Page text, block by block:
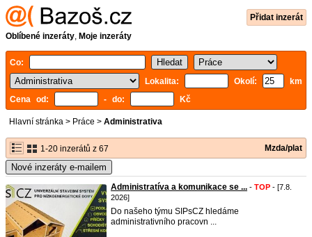
Přidat inzerát
Oblíbené inzeráty, Moje inzeráty
Co:
Lokalita:
Okolí:
km
Cena od:
- do: Kč
Hlavní stránka > Práce > Administrativa
1-20 inzerátů z 67 Mzda/plat
Nové inzeráty e-mailem
Administratíva a komunikace se ... - TOP - [7.8.
2026]
Do našeho týmu SIPsCZ hledáme
administrativního pracovn ...